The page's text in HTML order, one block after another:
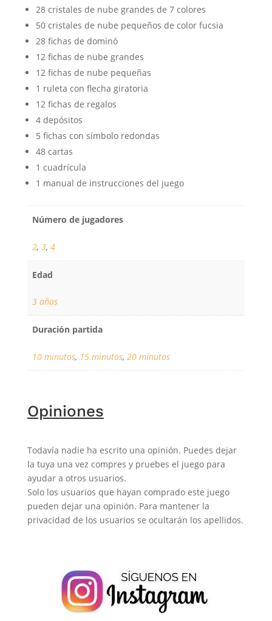
28 cristales de nube grandes de 7 colores
50 cristales de nube pequeños de color fucsia
28 fichas de dominó
12 fichas de nube grandes
12 fichas de nube pequeñas
1 ruleta con flecha giratoria
12 fichas de regalos
4 depósitos
5 fichas con símbolo redondas
48 cartas
1 cuadrícula
1 manual de instrucciones del juego
Número de jugadores
2, 3, 4
Edad
3 años
Duración partida
10 minutos, 15 minutos, 20 minutos
Opiniones
Todavía nadie ha escrito una opinión. Puedes dejar
la tuya una vez compres y pruebes el juego para
ayudar a otros usuarios.
Solo los usuarios que hayan comprado este juego
pueden dejar una opinión. Para mantener la
privacidad de los usuarios se ocultarán los apellidos.